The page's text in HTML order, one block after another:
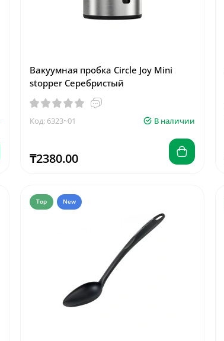
Вакуумная пробка Circle Joy Mini
stopper Серебристый
Код: 6323~01 В наличии
₸2380.00
Top New